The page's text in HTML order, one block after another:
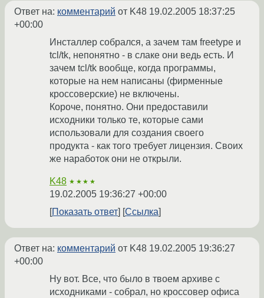
Ответ на: комментарий от K48 19.02.2005 18:37:25
+00:00
Инсталлер собрался, а зачем там freetype и
tcl/tk, непонятно - в слаке они ведь есть. И
зачем tcl/tk вообще, когда программы,
которые на нем написаны (фирменные
кроссоверские) не включены.
Короче, понятно. Они предоставили
исходники только те, которые сами
использовали для создания своего
продукта - как того требует лицензия. Своих
же наработок они не открыли.
K48 ★★★★
19.02.2005 19:36:27 +00:00
Показать ответ
Ссылка
Ответ на: комментарий от K48 19.02.2005 19:36:27
+00:00
Ну вот. Все, что было в твоем архиве с
исходниками - собрал, но кроссовер офиса